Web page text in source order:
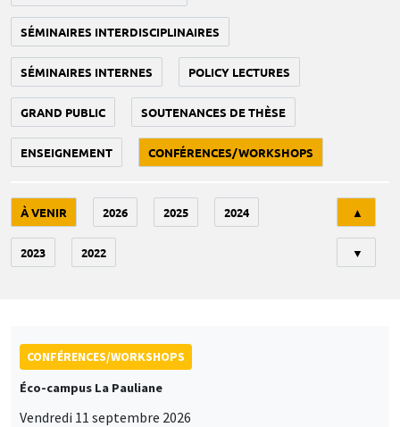
SÉMINAIRES INTERDISCIPLINAIRES
SÉMINAIRES INTERNES POLICY LECTURES
GRAND PUBLIC SOUTENANCES DE THÈSE
ENSEIGNEMENT CONFÉRENCES/WORKSHOPS
À VENIR 2026 2025 2024
2023 2022
▲
▼
CONFÉRENCES/WORKSHOPS
Éco-campus La Pauliane
Vendredi 11 septembre 2026